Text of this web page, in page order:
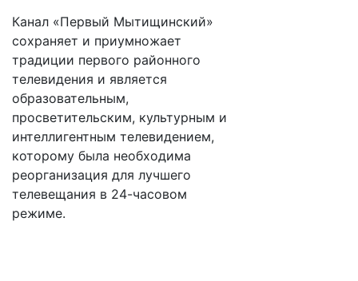
Канал «Первый Мытищинский»
сохраняет и приумножает
традиции первого районного
телевидения и является
образовательным,
просветительским, культурным и
интеллигентным телевидением,
которому была необходима
реорганизация для лучшего
телевещания в 24-часовом
режиме.